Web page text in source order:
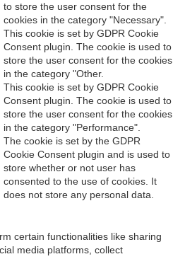
to store the user consent for the
cookies in the category "Necessary".
This cookie is set by GDPR Cookie
Consent plugin. The cookie is used to
store the user consent for the cookies
in the category "Other.
This cookie is set by GDPR Cookie
Consent plugin. The cookie is used to
store the user consent for the cookies
in the category "Performance".
The cookie is set by the GDPR
Cookie Consent plugin and is used to
store whether or not user has
consented to the use of cookies. It
does not store any personal data.
certain functionalities like sharing
media platforms, collect